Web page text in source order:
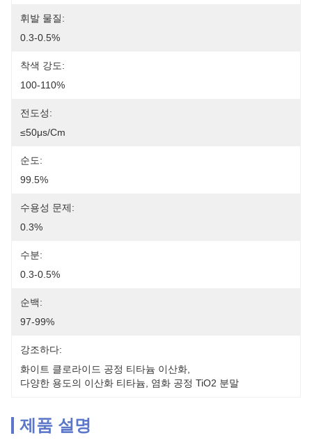
휘발 물질:
0.3-0.5%
착색 강도:
100-110%
전도성:
≤50μs/cm
순도:
99.5%
수용성 문제:
0.3%
수분:
0.3-0.5%
순백:
97-99%
강조하다:
화이트 클로라이드 공정 티타늄 이산화
다양한 용도의 이산화 티타늄
염화 공정 TiO2 분말
제품 설명